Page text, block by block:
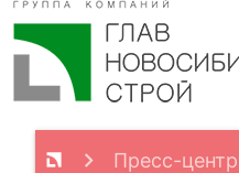
Пресс-центр